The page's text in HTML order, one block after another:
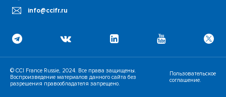
info@ccifr.ru
© CCI France Russie, 2024. Все права защищены.
Воспроизведение материалов данного сайта без
разрешения правообладателя запрещено.
Пользовательское
соглашение.